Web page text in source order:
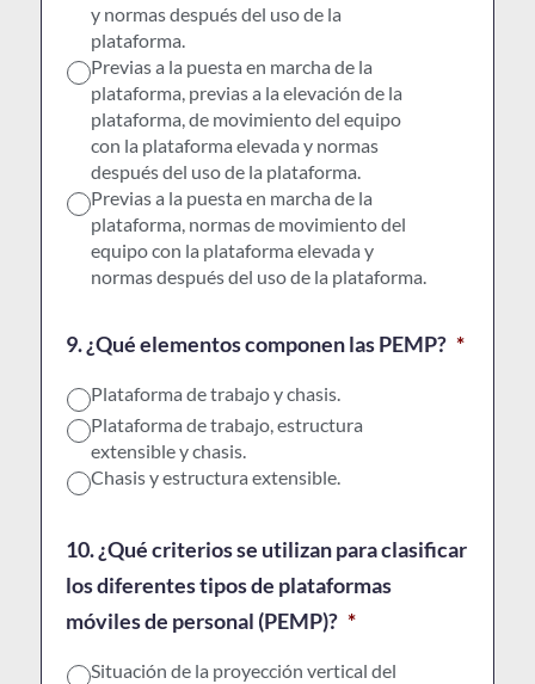
y normas después del uso de la
plataforma.
Previas a la puesta en marcha de la
plataforma, previas a la elevación de la
plataforma, de movimiento del equipo
con la plataforma elevada y normas
después del uso de la plataforma.
Previas a la puesta en marcha de la
plataforma, normas de movimiento del
equipo con la plataforma elevada y
normas después del uso de la plataforma.
9. ¿Qué elementos componen las PEMP? *
Plataforma de trabajo y chasis.
Plataforma de trabajo, estructura
extensible y chasis.
Chasis y estructura extensible.
10. ¿Qué criterios se utilizan para clasificar
los diferentes tipos de plataformas
móviles de personal (PEMP)? *
Situación de la proyección vertical del